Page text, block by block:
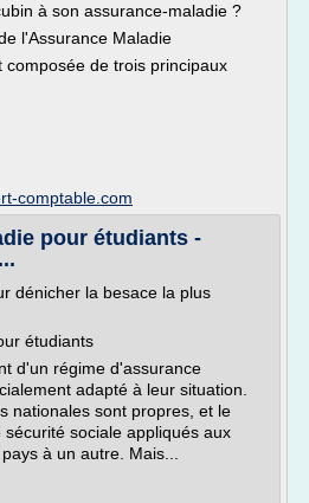
à son assurance-maladie ?
l'Assurance Maladie
composée de trois principaux
comptable.com
pour étudiants -
dénicher la besace la plus
étudiants
d'un régime d'assurance
adapté à leur situation.
nationales sont propres, et le
sociale appliqués aux
à un autre. Mais...